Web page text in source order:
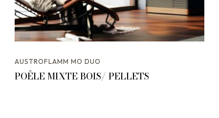
AUSTROFLAMM MO DUO
POÊLE MIXTE BOIS/ PELLETS